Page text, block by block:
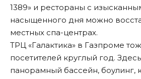
1389» и рестораны с
насыщенного дня можно
местных спа-центрах.
ТРЦ «Галактика» в Газпроме
посетителей круглый год.
панорамный бассейн, боулинг,